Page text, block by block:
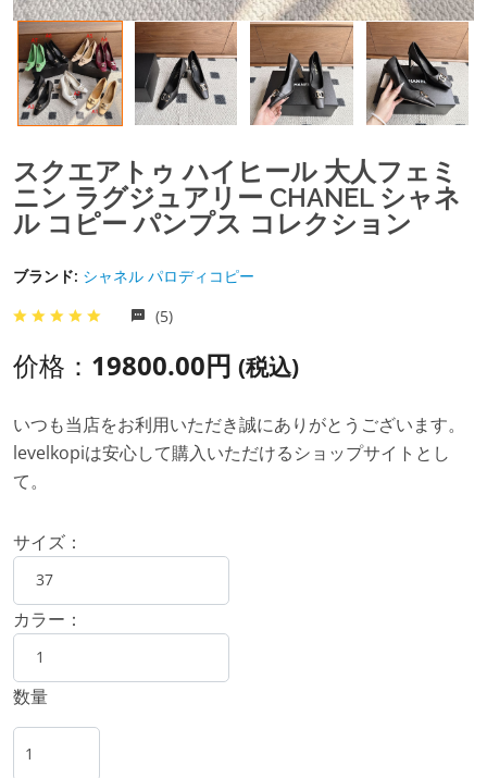
スクエアトゥ ハイヒール 大人フェミ
ニン ラグジュアリー CHANEL シャネ
ル コピー パンプス コレクション
ブランド: シャネル パロディコピー
(5)
价格： 19800.00円 (税込)
いつも当店をお利用いただき誠にありがとうございます。
levelkopiは安心して購入いただけるショップサイトとし
て。
サイズ：
カラー：
数量